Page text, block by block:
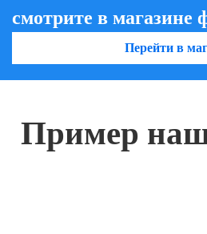
смотрите в магазине
Перейти в
Пример